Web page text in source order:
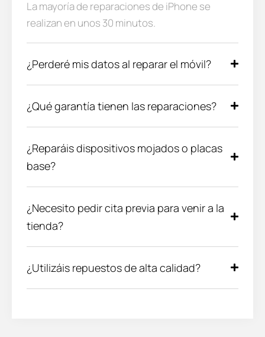
La mayoría de reparaciones de iPhone se
realizan en unos 30 minutos.
¿Perderé mis datos al reparar el móvil?
¿Qué garantía tienen las reparaciones?
¿Reparáis dispositivos mojados o placas
base?
¿Necesito pedir cita previa para venir a la
tienda?
¿Utilizáis repuestos de alta calidad?